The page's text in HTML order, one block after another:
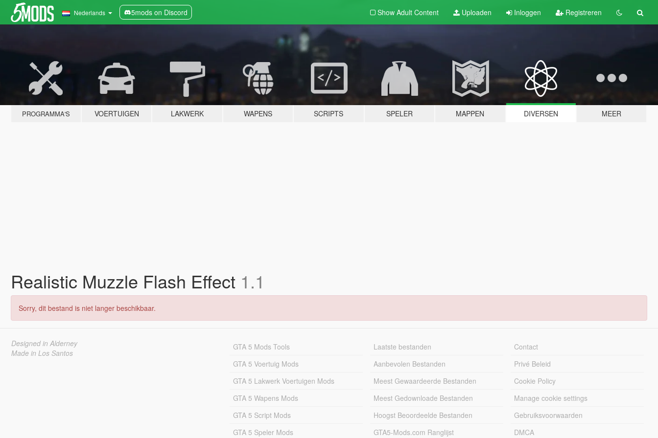
Nederlands 5mods on Discord Show Adult Content Uploaden Inloggen Registreren
PROGRAMMA'S VOERTUIGEN LAKWERK WAPENS SCRIPTS SPELER MAPPEN DIVERSEN MEER
Realistic Muzzle Flash Effect 1.1
Sorry, dit bestand is niet langer beschikbaar.
Designed in Alderney
Made in Los Santos
GTA 5 Mods Tools
GTA 5 Voertuig Mods
GTA 5 Lakwerk Voertuigen Mods
GTA 5 Wapens Mods
GTA 5 Script Mods
GTA 5 Speler Mods
Laatste bestanden
Aanbevolen Bestanden
Meest Gewaardeerde Bestanden
Meest Gedownloade Bestanden
Hoogst Beoordeelde Bestanden
GTA5-Mods.com Ranglijst
Contact
Privé Beleid
Cookie Policy
Manage cookie settings
Gebruiksvoorwaarden
DMCA